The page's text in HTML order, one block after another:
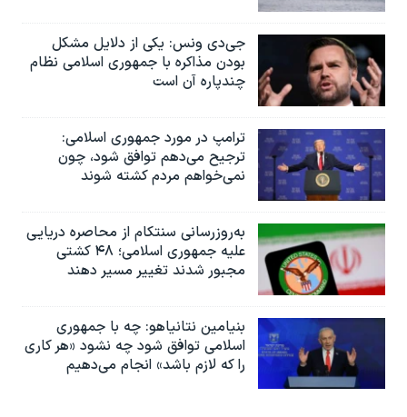
جی‌دی ونس: یکی از دلایل مشکل
بودن مذاکره با جمهوری اسلامی نظام
چندپاره آن است
ترامپ در مورد جمهوری اسلامی:
ترجیح می‌دهم توافق شود، چون
نمی‌خواهم مردم کشته شوند
به‌روزرسانی سنتکام از محاصره دریایی
علیه جمهوری اسلامی؛ ۴۸ کشتی
مجبور شدند تغییر مسیر دهند
بنیامین نتانیاهو: چه با جمهوری
اسلامی توافق شود چه نشود «هر کاری
را که لازم باشد» انجام می‌دهیم